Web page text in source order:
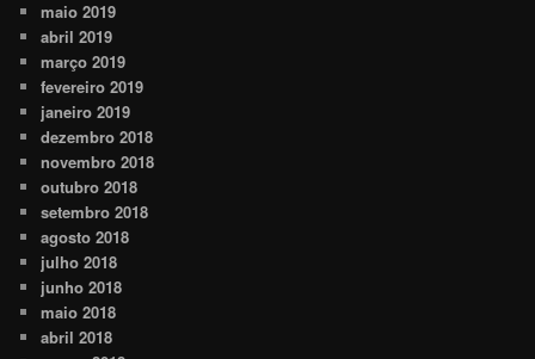
maio 2019
abril 2019
março 2019
fevereiro 2019
janeiro 2019
dezembro 2018
novembro 2018
outubro 2018
setembro 2018
agosto 2018
julho 2018
junho 2018
maio 2018
abril 2018